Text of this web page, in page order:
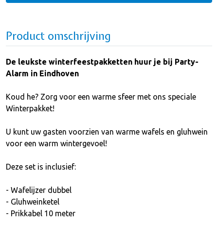
Product omschrijving
De leukste winterfeestpakketten huur je bij Party-
Alarm in Eindhoven
Koud he? Zorg voor een warme sfeer met ons speciale
Winterpakket!
U kunt uw gasten voorzien van warme wafels en gluhwein
voor een warm wintergevoel!
Deze set is inclusief:
- Wafelijzer dubbel
- Gluhweinketel
- Prikkabel 10 meter